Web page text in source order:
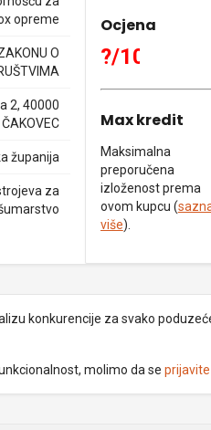
opreme
O
2, 40000
ČAKOVEC
županija
za
Ocjena
?/10
Max kredit
Maksimalna
preporučena
izloženost prema
ovom kupcu (
više).
konkurencije za svako
molimo da se prijavite